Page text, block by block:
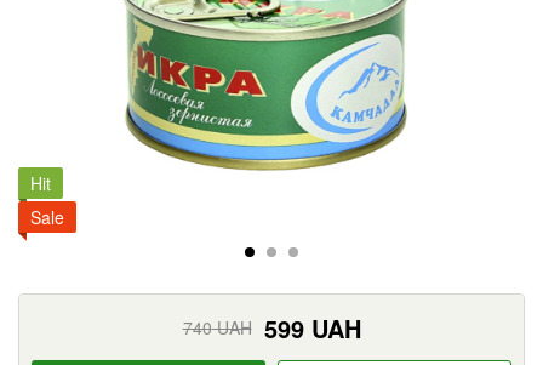
Hit
Sale
740UAH 599UAH